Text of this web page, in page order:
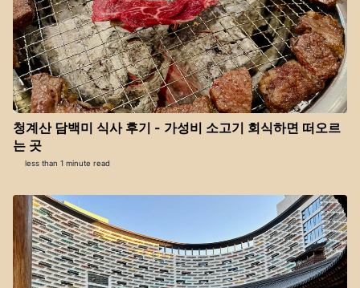
청계산 담백미 식사 후기 - 가성비 소고기 회식하면 떠오르
는 곳
less than 1 minute read